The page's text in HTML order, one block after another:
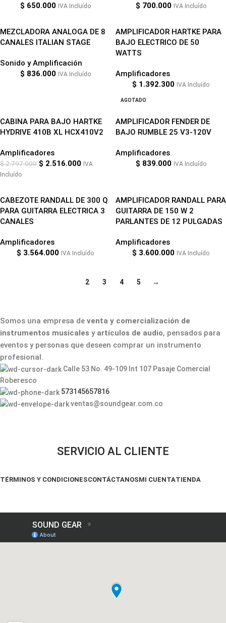
$ 650.000 IVA Incluído
$ 700.000 IVA Incluído
MEZCLADORA ANALOGA DE 8
CANALES ITALIAN STAGE
Sonido y Amplificación
$ 836.000 IVA Incluído
AMPLIFICADOR HARTKE PARA
BAJO ELECTRICO DE 50
WATTS
Amplificadores
$ 1.392.300 IVA Incluído
CABINA PARA BAJO HARTKE
HYDRIVE 410B XL HCX410V2
Amplificadores
$2.797.000 $ 2.516.000 IVA
Incluído
AGOTADO
AMPLIFICADOR FENDER DE
BAJO RUMBLE 25 V3-120V
Amplificadores
$ 839.000 IVA Incluído
CABEZOTE RANDALL DE 300 Q
PARA GUITARRA ELECTRICA 3
CANALES
Amplificadores
$ 3.564.000 IVA Incluído
AMPLIFICADOR RANDALL PARA
GUITARRA DE 150 W 2
PARLANTES DE 12 PULGADAS
Amplificadores
$ 3.600.000 IVA Incluído
2 3 4 5 →
Somos una empresa de venta y comercialización de
instrumentos musicales yartículos de audio, pensados para
eventos y personas que deseen comprar un instrumento
profesional.
Calle 53 No. 49-109 Int 107 Pasaje Comercial
Roberesco
573145657816
ventas@soundgear.com.co
SERVICIO AL CLIENTE
TÉRMINOS Y CONDICIONESCONTÁCTANOSMI CUENTATIENDA